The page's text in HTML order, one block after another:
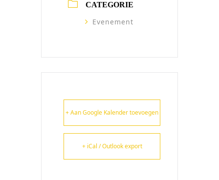
CATEGORIE
Evenement
+ Aan Google Kalender toevoegen
+ iCal / Outlook export